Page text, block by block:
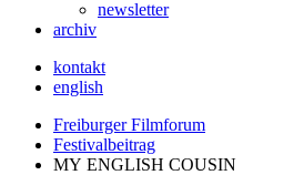
newsletter
archiv
kontakt
english
Freiburger Filmforum
Festivalbeitrag
MY ENGLISH COUSIN